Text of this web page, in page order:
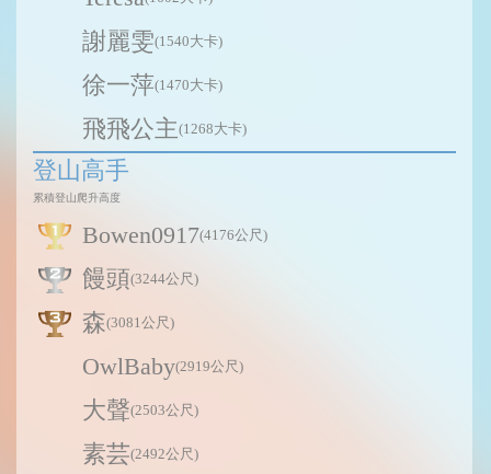
謝麗雯(1540大卡)
徐一萍(1470大卡)
飛飛公主(1268大卡)
登山高手
累積登山爬升高度
Bowen0917(4176公尺)
饅頭(3244公尺)
森(3081公尺)
OwlBaby(2919公尺)
大聲(2503公尺)
素芸(2492公尺)